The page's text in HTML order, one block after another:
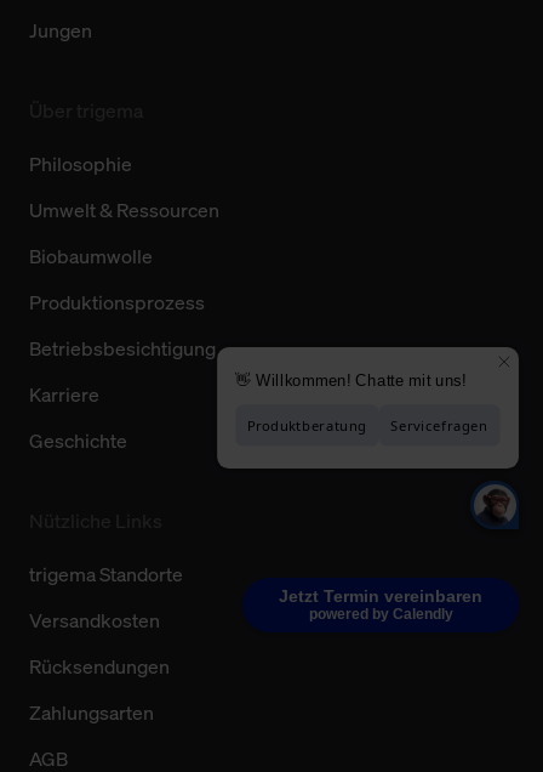
Jetzt Termin vereinbaren
powered by Calendly
Jungen
Philosophie
Umwelt & Ressourcen
Biobaumwolle
Produktionsprozess
Betriebsbesichtigung
Karriere
Geschichte
trigema Standorte
Versandkosten
Rücksendungen
Zahlungsarten
AGB